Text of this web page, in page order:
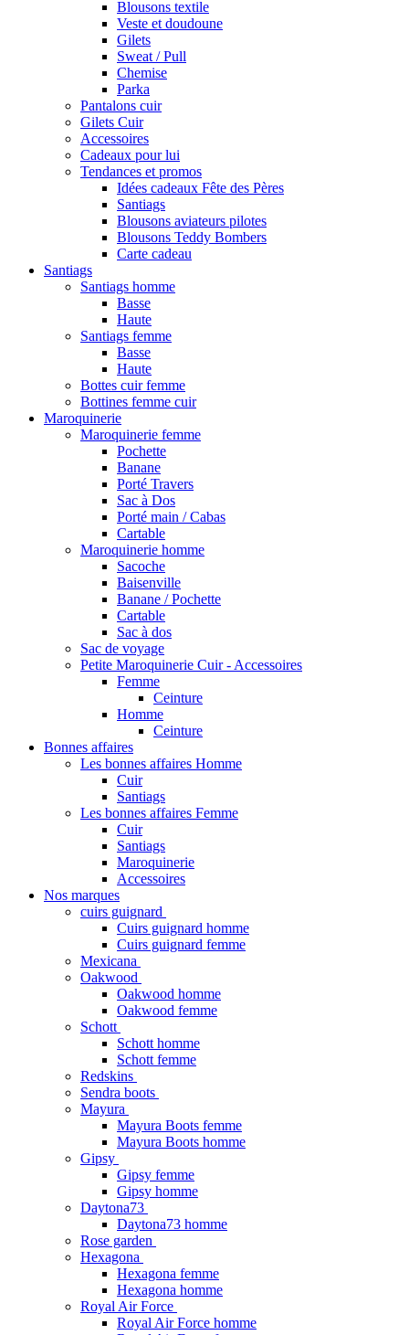
Blousons textile
Veste et doudoune
Gilets
Sweat / Pull
Chemise
Parka
Pantalons cuir
Gilets Cuir
Accessoires
Cadeaux pour lui
Tendances et promos
Idées cadeaux Fête des Pères
Santiags
Blousons aviateurs pilotes
Blousons Teddy Bombers
Carte cadeau
Santiags
Santiags homme
Basse
Haute
Santiags femme
Basse
Haute
Bottes cuir femme
Bottines femme cuir
Maroquinerie
Maroquinerie femme
Pochette
Banane
Porté Travers
Sac à Dos
Porté main / Cabas
Cartable
Maroquinerie homme
Sacoche
Baisenville
Banane / Pochette
Cartable
Sac à dos
Sac de voyage
Petite Maroquinerie Cuir - Accessoires
Femme
Ceinture
Homme
Ceinture
Bonnes affaires
Les bonnes affaires Homme
Cuir
Santiags
Les bonnes affaires Femme
Cuir
Santiags
Maroquinerie
Accessoires
Nos marques
cuirs guignard
Cuirs guignard homme
Cuirs guignard femme
Mexicana
Oakwood
Oakwood homme
Oakwood femme
Schott
Schott homme
Schott femme
Redskins
Sendra boots
Mayura
Mayura Boots femme
Mayura Boots homme
Gipsy
Gipsy femme
Gipsy homme
Daytona73
Daytona73 homme
Rose garden
Hexagona
Hexagona femme
Hexagona homme
Royal Air Force
Royal Air Force homme